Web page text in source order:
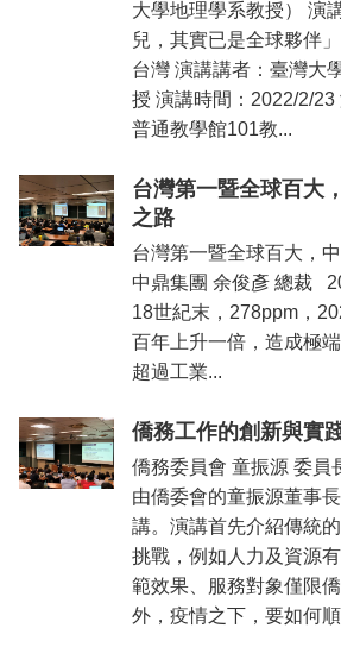
大學地理學系教授） 演
兒，其實已是全球夥伴
台灣 演講講者：臺灣大
授 演講時間：2022/2/
普通教學館101教...
台灣第一暨全球百大
之路
台灣第一暨全球百大，
中鼎集團 余俊彥 總裁
18世紀末，278ppm，
百年上升一倍，造成極
超過工業...
僑務工作的創新與實
僑務委員會 童振源 委
由僑委會的童振源董事
講。演講首先介紹傳統
挑戰，例如人力及資源
範效果、服務對象僅限
外，疫情之下，要如何